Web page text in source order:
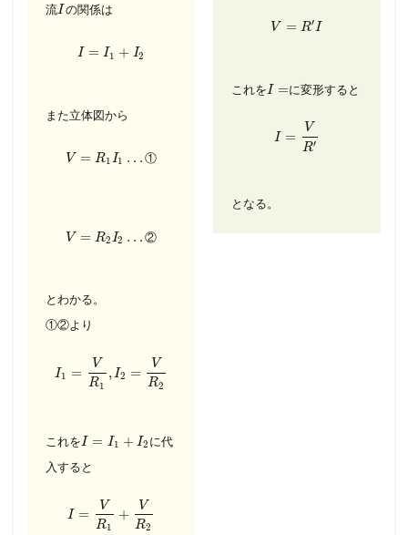
流I の関係は
I = I1 + I2
また立体図から
V = R1 I1 … ①
V = R2I2 … ②
とわかる。
①②より
I1 =
V
R1
, I2 =
V
R2
これをI = I1 + I2 に代
入すると
I =
V
R1
+
V
R2
V = R′I
これを I =に変形すると
I =
V
R′
となる。